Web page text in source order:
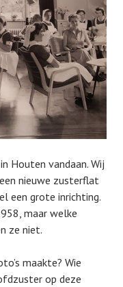
Houten vandaan. Wij
nieuwe zusterflat
een grote inrichting.
maar welke
ze niet.
maakte? Wie
op deze